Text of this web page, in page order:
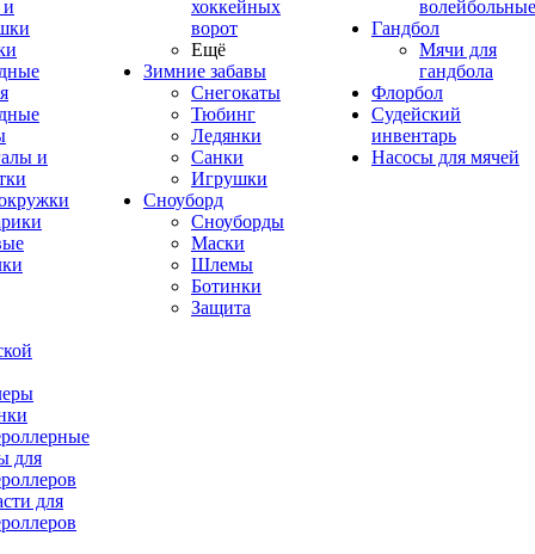
и
для
для
хоккейных
ворот
Ещё
Зимние забавы
Снегокаты
Тюбинг
Ледянки
Санки
Игрушки
Сноуборд
Сноуборды
Маски
Шлемы
Ботинки
Защита
волейбольные
Гандбол
Мячи для
гандбола
Флорбол
Судейский
инвентарь
Насосы для мячей